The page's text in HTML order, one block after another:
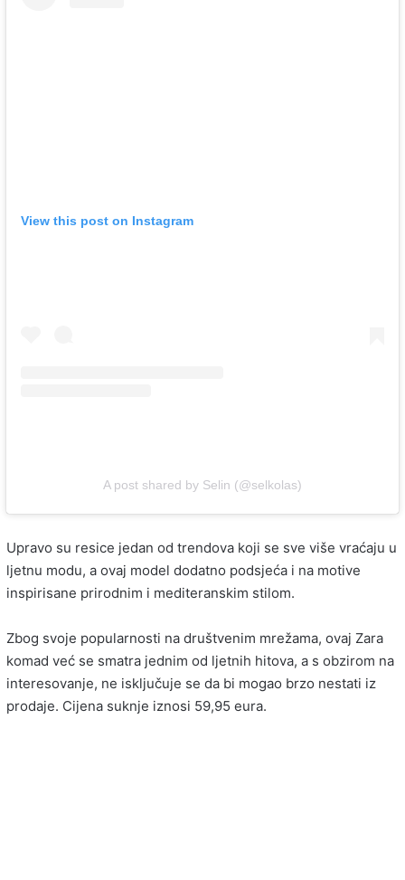
View this post on Instagram
A post shared by Selin (@selkolas)
Upravo su resice jedan od trendova koji se sve više vraćaju u
ljetnu modu, a ovaj model dodatno podsjeća i na motive
inspirisane prirodnim i mediteranskim stilom.
Zbog svoje popularnosti na društvenim mrežama, ovaj Zara
komad već se smatra jednim od ljetnih hitova, a s obzirom na
interesovanje, ne isključuje se da bi mogao brzo nestati iz
prodaje. Cijena suknje iznosi 59,95 eura.